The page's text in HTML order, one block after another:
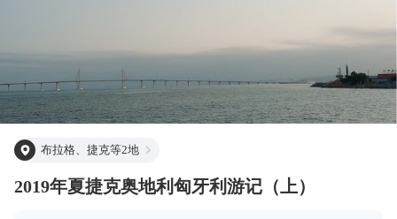
布拉格、捷克等2地
2019年夏捷克奥地利匈牙利游记（上）